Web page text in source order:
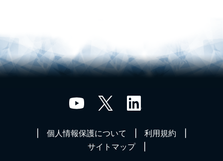
個人情報保護について
利用規約
サイトマップ